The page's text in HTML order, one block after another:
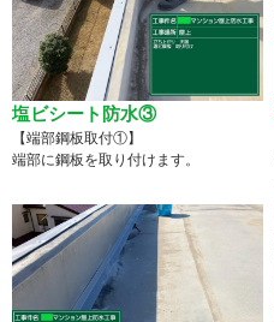
塩ビシート防水③
【端部鋼板取付①】
端部に鋼板を取り付けます。